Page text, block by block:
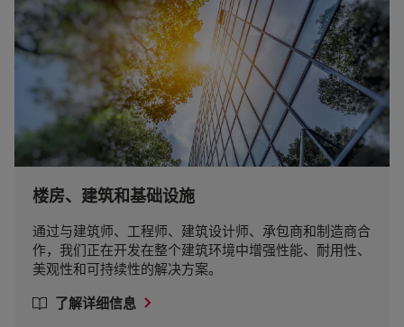
楼房、建筑和基础设施
通过与建筑师、工程师、建筑设计师、承包商和制造商合
作，我们正在开发在整个建筑环境中增强性能、耐用性、
美观性和可持续性的解决方案。
了解详细信息